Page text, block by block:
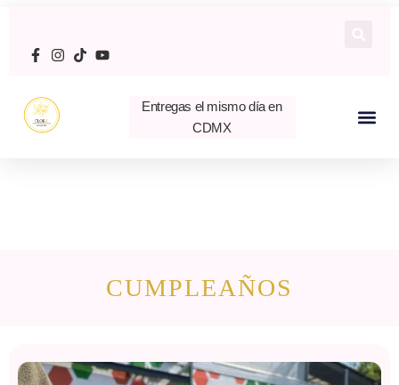
Entregas el mismo día en
CDMX
CUMPLEAÑOS